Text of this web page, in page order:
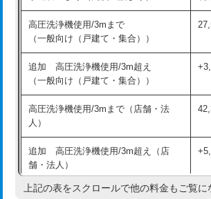
追加人工
廃棄・処分
※給水管工事は20mmまでの価格です。
持込商品取付（混合水栓）
持込商品取付（浄水器・分岐水栓）
業）
排水管工事（追加 排水管工事/3ｍ超
え）
高圧洗浄機使用/3mまで
（一般向け（戸建て・集合））
追加 高圧洗浄機使用/3m超え
（一般向け（戸建て・集合））
高圧洗浄機使用/3mまで（店舗・法
人）
追加 高圧洗浄機使用/3m超え（店
舗・法人）
高度高圧洗浄換 現
上記の表をスクロールで他の料金もご覧に